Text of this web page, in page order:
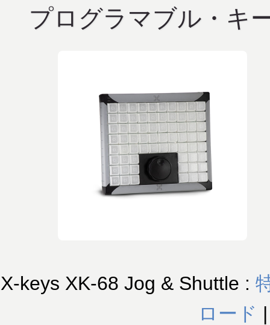
プログラマブル・キ
X-keys XK-68 Jog & Shuttle :
ロード